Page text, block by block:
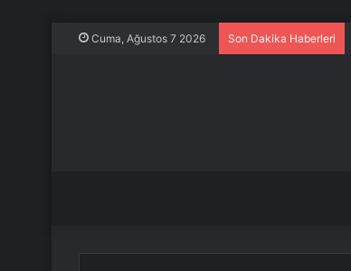
Cuma, Ağustos 7 2026 Son Dakika Haberleri